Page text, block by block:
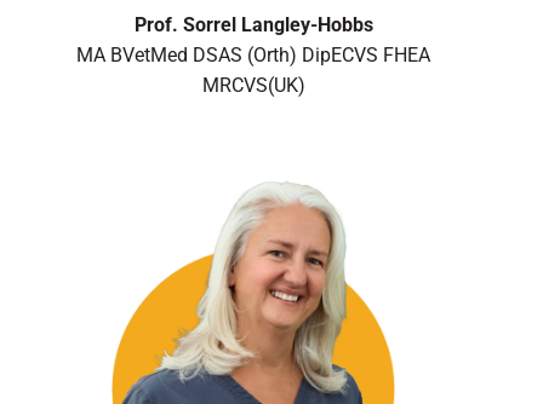
Prof. Sorrel Langley-Hobbs
MA BVetMed DSAS (Orth) DipECVS FHEA
MRCVS(UK)